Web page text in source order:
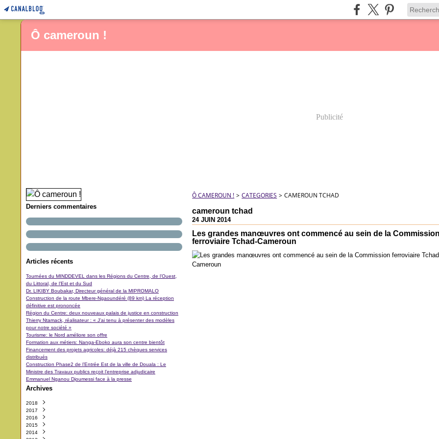
Ô cameroun !
Publicité
Derniers commentaires
Articles récents
Tournées du MINDDEVEL dans les Régions du Centre, de l’Ouest,
du Littoral, de l’Est et du Sud
Dr. LIKIBY Boubakar, Directeur général de la MIPROMALO
Construction de la route Mbere-Ngaoundéré (89 km) La réception
définitive est prononcée
Région du Centre: deux nouveaux palais de justice en construction
Thierry Ntamack, réalisateur : « J’ai tenu à présenter des modèles
pour notre société »
Tourisme: le Nord améliore son offre
Formation aux métiers: Nanga-Eboko aura son centre bientôt
Financement des projets agricoles: déjà 215 chèques services
distribués
Construction Phase2 de l’Entrée Est de la ville de Douala : Le
Ministre des Travaux publics reçoit l’entreprise adjudicaire
Emmanuel Nganou Djoumessi face à la presse
Archives
2018
Octobre
Septembre
Août
Juillet
2017
Décembre
Novembre
Octobre
2016
Décembre
Novembre
2015
Décembre
2014
Ô CAMEROUN ! > CATEGORIES > CAMEROUN TCHAD
cameroun tchad
24 JUIN 2014
Les grandes manœuvres ont commencé au sein de la Commission
ferroviaire Tchad-Cameroun